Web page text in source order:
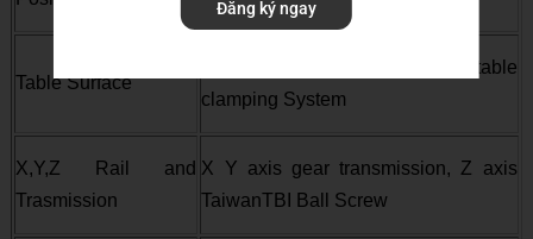
Table Surface
Vacuum table+Intergrated T-solt table
clamping System
X,Y,Z Rail and
Trasmission
X Y axis gear transmission, Z axis
TaiwanTBI Ball Screw
Đăng ký ngay